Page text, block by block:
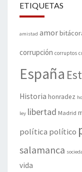
ETIQUETAS
amistad amor
corrupción corruptos
España
Historia honradez
ley libertad Madrid
política político
salamanca
vida